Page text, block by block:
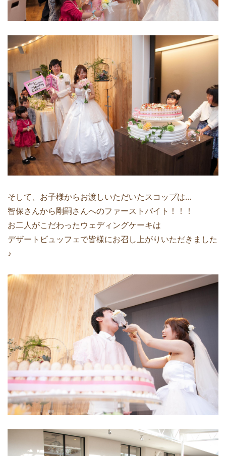
そして、お子様からお渡しいただいたスコップは…
智保さんから剛嗣さんへのファーストバイト！！！
お二人がこだわったウェディングケーキは
デザートビュッフェで皆様にお召し上がりいただきました
♪